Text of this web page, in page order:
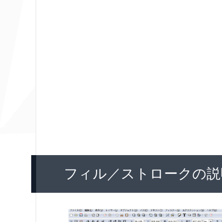
フィル／ストロークの